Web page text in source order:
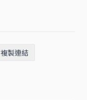
複製連結